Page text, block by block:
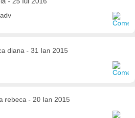
diana - 31 Ian 2015
rebeca - 20 Ian 2015